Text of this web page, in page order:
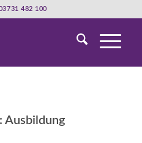
482 100
Ausbildung